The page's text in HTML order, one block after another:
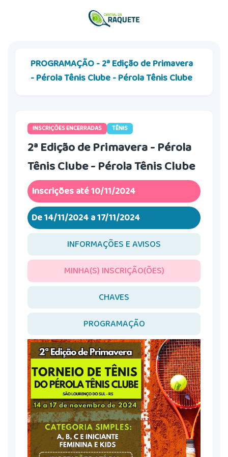
PROGRAMAÇÃO - 2ª Edição de Primavera
- Pérola Tênis Clube - Pérola Tênis Clube
INSCRIÇÕES ENCERRADAS TÊNIS
2ª Edição de Primavera - Pérola
Tênis Clube - Pérola Tênis Clube
Inscrições até 10/11/2024
De 14/11/2024 a 17/11/2024
INFORMAÇÕES E AVISOS
MINHA(S) INSCRIÇÃO(ÕES)
CHAVES
PROGRAMAÇÃO